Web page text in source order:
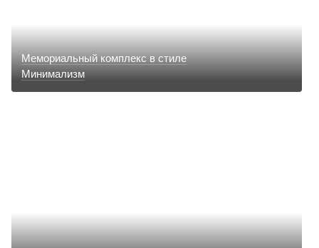
Мемориальный комплекс в стиле
Минимализм